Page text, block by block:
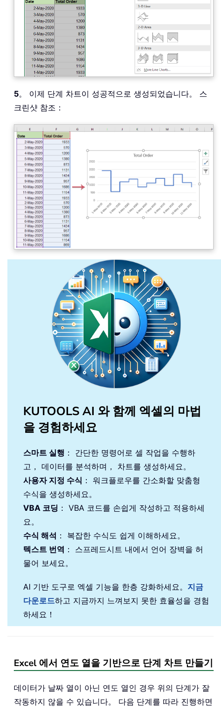
5。 이제 단계 차트이 성공적으로 생성되었습니다。 스
크린샷 참조：
KUTOOLS AI 와 함께 엑셀의 마법
을 경험하세요
스마트 실행 ： 간단한 명령어로 셀 작업을 수행하
고， 데이터를 분석하며， 차트를 생성하세요。
사용자 지정 수식 ： 워크플로우를 간소화할 맞춤형
수식을 생성하세요。
VBA 코딩 ： VBA 코드를 손쉽게 작성하고 적용하세
요。
수식 해석 ： 복잡한 수식도 쉽게 이해하세요。
텍스트 번역 ： 스프레드시트 내에서 언어 장벽을 허
물어 보세요。
AI 기반 도구로 엑셀 기능을 한층 강화하세요。 지금
다운로드하고 지금까지 느껴보지 못한 효율성을 경험
하세요！
Excel 에서 연도 열을 기반으로 단계 차트 만들기
데이터가 날짜 열이 아닌 연도 열인 경우 위의 단계가 잘
작동하지 않을 수 있습니다。 다음 단계를 따라 진행하면